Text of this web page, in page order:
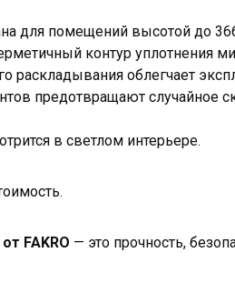
для помещений высотой до
контур уплотнения
раскладывания облегчает
предотвращают случайное
в светлом интерьере.
FAKRO — это прочность,